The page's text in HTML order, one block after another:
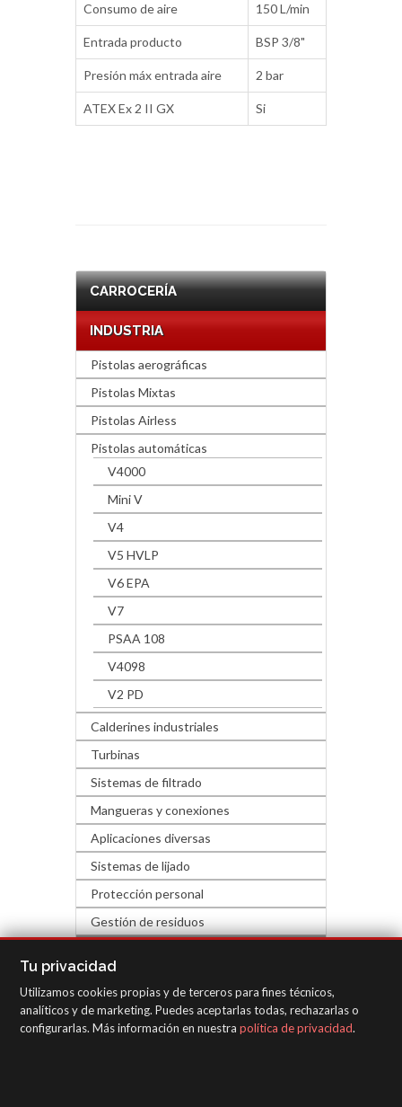
Consumo de aire 150 L/min
Entrada producto BSP 3/8"
Presión máx entrada aire 2 bar
ATEX Ex 2 II GX Si
CARROCERÍA
INDUSTRIA
Pistolas aerográficas
Pistolas Mixtas
Pistolas Airless
Pistolas automáticas
V4000
Mini V
V4
V5 HVLP
V6 EPA
V7
PSAA 108
V4098
V2 PD
Calderines industriales
Turbinas
Sistemas de filtrado
Mangueras y conexiones
Aplicaciones diversas
Sistemas de lijado
Protección personal
Gestión de residuos
EQUIPOS DE INSPECCIÓN
Tu privacidad
Utilizamos cookies propias y de terceros para fines técnicos,
analíticos y de marketing. Puedes aceptarlas todas, rechazarlas o
configurarlas. Más información en nuestra política de privacidad.